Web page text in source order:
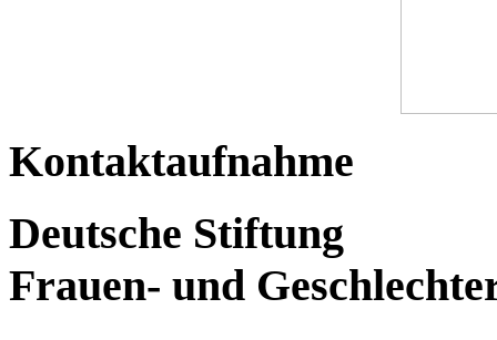
Kontaktaufnahme
Deutsche Stiftung
Frauen- und